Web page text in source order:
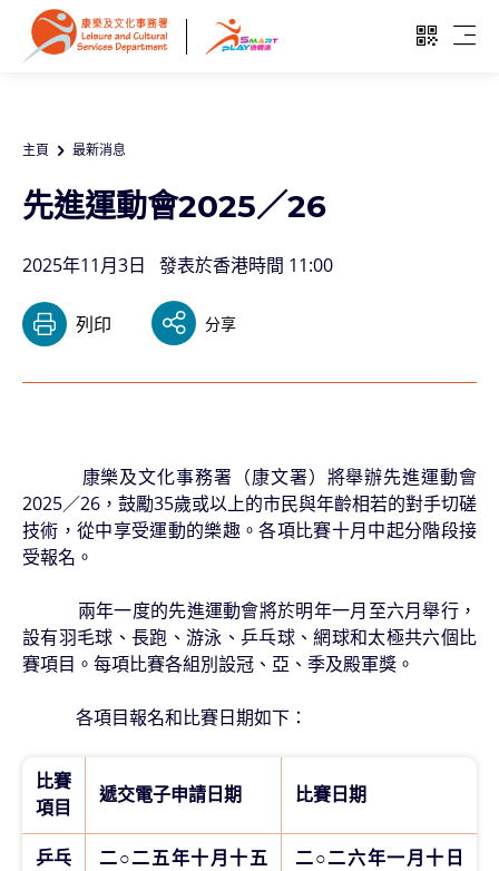
跳至主要內容
開啓二維
開啓
主頁 最新消息
先進運動會2025／26
2025年11月3日 發表於香港時間 11:00
列印 分享
康樂及文化事務署（康文署）將舉辦先進運動會
2025／26，鼓勵35歲或以上的市民與年齡相若的對手切磋
技術，從中享受運動的樂趣。各項比賽十月中起分階段接
受報名。
兩年一度的先進運動會將於明年一月至六月舉行，
設有羽毛球、長跑、游泳、乒乓球、網球和太極共六個比
賽項目。每項比賽各組別設冠、亞、季及殿軍獎。
各項目報名和比賽日期如下：
比賽
項目
遞交電子申請日期 比賽日期
乒乓
二○二五年十月十五
二○二六年一月十日